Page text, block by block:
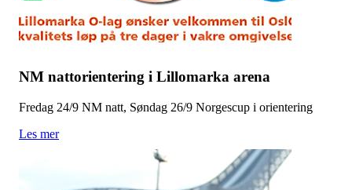
NM nattorientering i Lillomarka arena
Fredag 24/9 NM natt, Søndag 26/9 Norgescup i orientering
Les mer